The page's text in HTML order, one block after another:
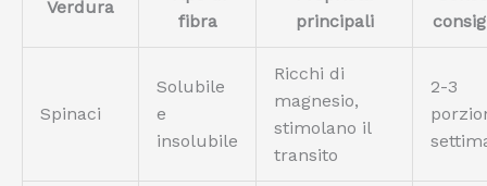
Verdura
fibra
principali
Spinaci
Solubile
e
insolubile
Ricchi di
magnesio,
stimolano il
transito
2-3